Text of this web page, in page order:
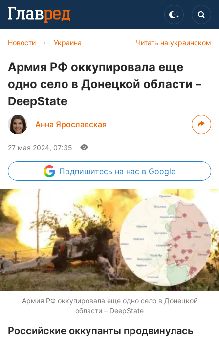
Читать на украинском
Новости › Украина
Армия РФ оккупировала еще
одно село в Донецкой области –
DeepState
Анна Ярославская
27 мая 2024, 07:35
Подпишитесь на нас в Google
Армия РФ оккупировала еще одно село в Донецкой
области – DeepState
Российские оккупанты продвинулась